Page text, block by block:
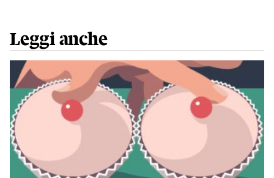
Leggi anche